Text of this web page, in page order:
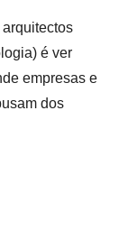
é ver
empresas e
dos